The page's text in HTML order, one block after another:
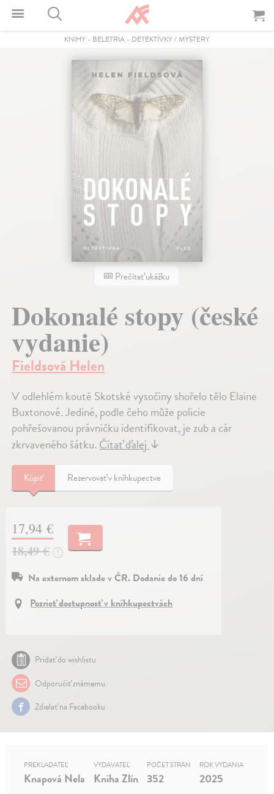
KNIHY - BELETRIA - DETEKTÍVKY / MYSTERY
Prečítať ukážku
Dokonalé stopy (české
vydanie)
Fieldsová Helen
V odlehlém koutě Skotské vysočiny shořelo tělo Elaine
Buxtonové. Jediné, podle čeho může policie
pohřešovanou právničku identifikovat, je zub a cár
zkrvaveného šátku.Čítať ďalej↓
Kúpiť Rezervovať v kníhkupectve
17,94 €
18,49 €
?
Na externom sklade v ČR. Dodanie do 16 dní
Pozrieť dostupnosť v kníhkupectvách
Pridať do wishlistu
Odporučiť známemu
Zdielať na Facebooku
PREKLADATEĽ
Knapová Nela
VYDAVATEĽ
Kniha Zlín
POČET STRÁN
352
ROK VYDANIA
2025